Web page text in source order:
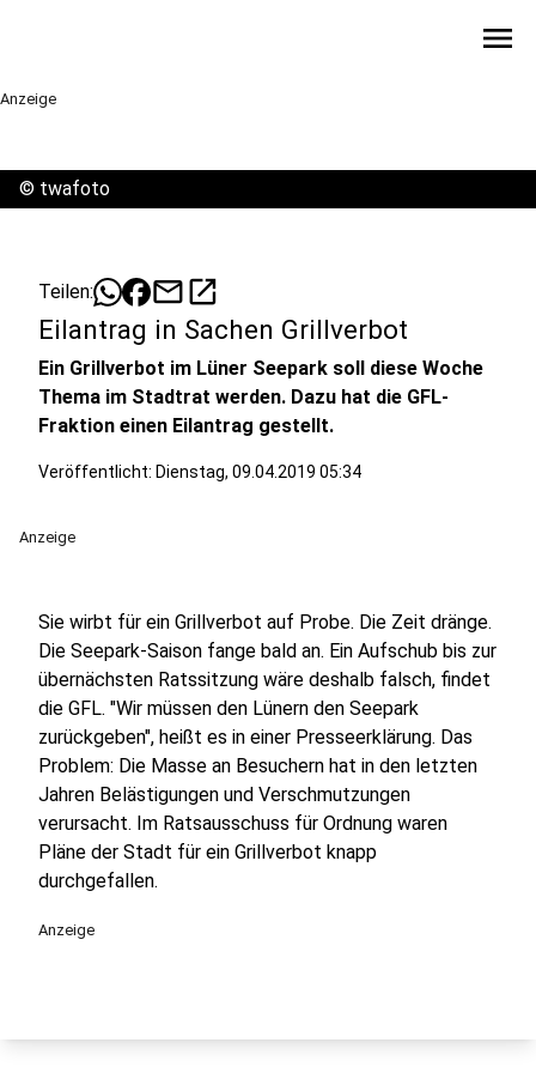
menu
Anzeige
© twafoto
Teilen: mailopen_in_new
Eilantrag in Sachen Grillverbot
Ein Grillverbot im Lüner Seepark soll diese Woche
Thema im Stadtrat werden. Dazu hat die GFL-
Fraktion einen Eilantrag gestellt.
Veröffentlicht: Dienstag, 09.04.2019 05:34
Anzeige
Sie wirbt für ein Grillverbot auf Probe. Die Zeit dränge.
Die Seepark-Saison fange bald an. Ein Aufschub bis zur
übernächsten Ratssitzung wäre deshalb falsch, findet
die GFL. "Wir müssen den Lünern den Seepark
zurückgeben", heißt es in einer Presseerklärung. Das
Problem: Die Masse an Besuchern hat in den letzten
Jahren Belästigungen und Verschmutzungen
verursacht. Im Ratsausschuss für Ordnung waren
Pläne der Stadt für ein Grillverbot knapp
durchgefallen.
Anzeige